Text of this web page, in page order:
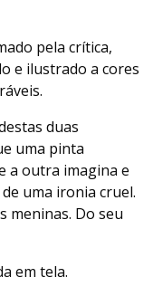
pela crítica,
e ilustrado a cores
duas
uma pinta
a outra imagina e
uma ironia cruel.
meninas. Do seu
em tela.